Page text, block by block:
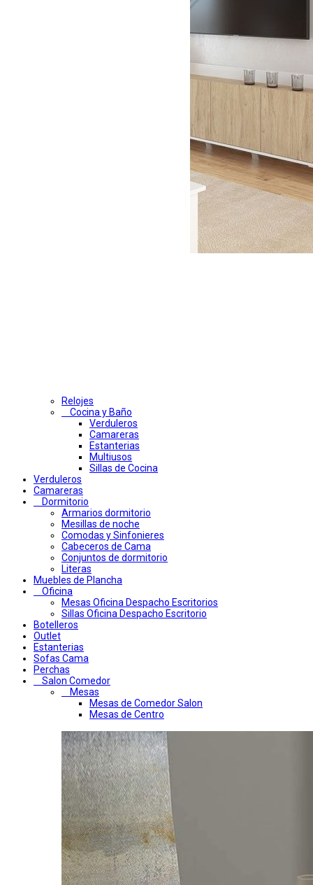
Relojes
Cocina y Baño
Verduleros
Camareras
Estanterias
Multiusos
Sillas de Cocina
Verduleros
Camareras
Dormitorio
Armarios dormitorio
Mesillas de noche
Comodas y Sinfonieres
Cabeceros de Cama
Conjuntos de dormitorio
Literas
Muebles de Plancha
Oficina
Mesas Oficina Despacho Escritorios
Sillas Oficina Despacho Escritorio
Botelleros
Outlet
Estanterias
Sofas Cama
Perchas
Salon Comedor
Mesas
Mesas de Comedor Salon
Mesas de Centro